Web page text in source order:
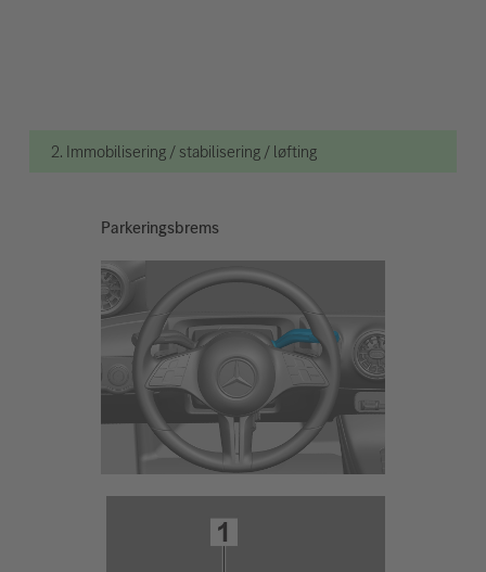
2. Immobilisering / stabilisering / løfting
Parkeringsbrems